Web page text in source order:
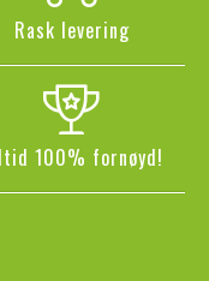
Rask levering
100% fornøyd!